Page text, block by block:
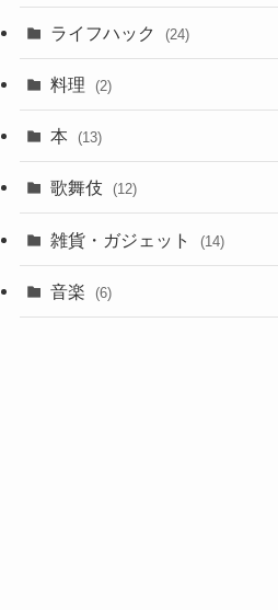
ライフハック (24)
料理 (2)
本 (13)
歌舞伎 (12)
雑貨・ガジェット (14)
音楽 (6)